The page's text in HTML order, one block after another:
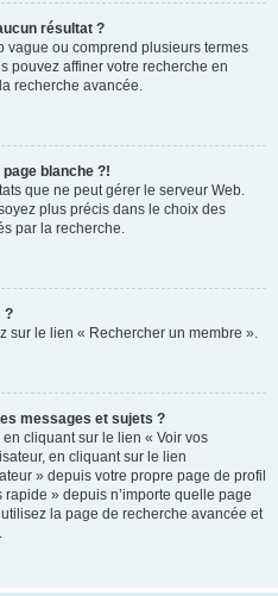
résultat ?
vague ou comprend plusieurs termes
pouvez affiner votre recherche en
recherche avancée.
blanche ?!
que ne peut gérer le serveur Web.
plus précis dans le choix des
par la recherche.
?
sur le lien « Rechercher un membre ».
messages et sujets ?
cliquant sur le lien « Voir vos
en cliquant sur le lien
» depuis votre propre page de profil
» depuis n’importe quelle page
la page de recherche avancée et